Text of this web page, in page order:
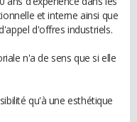
et interne ainsi que
d'offres industriels.
n'a de sens que si elle
qu'à une esthétique